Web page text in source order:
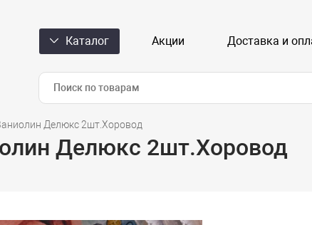
Каталог Акции Доставка и
Делюкс 2шт.Хоровод
Делюкс 2шт.Хоровод